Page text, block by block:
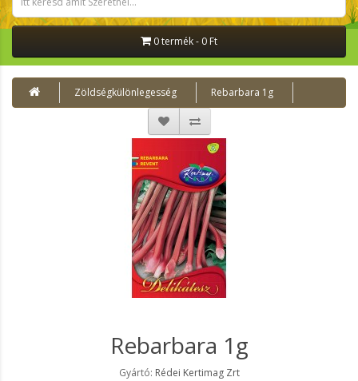
0 termék - 0 Ft
Zöldségkülönlegesség Rebarbara 1g
Rebarbara 1g
Gyártó: Rédei Kertimag Zrt